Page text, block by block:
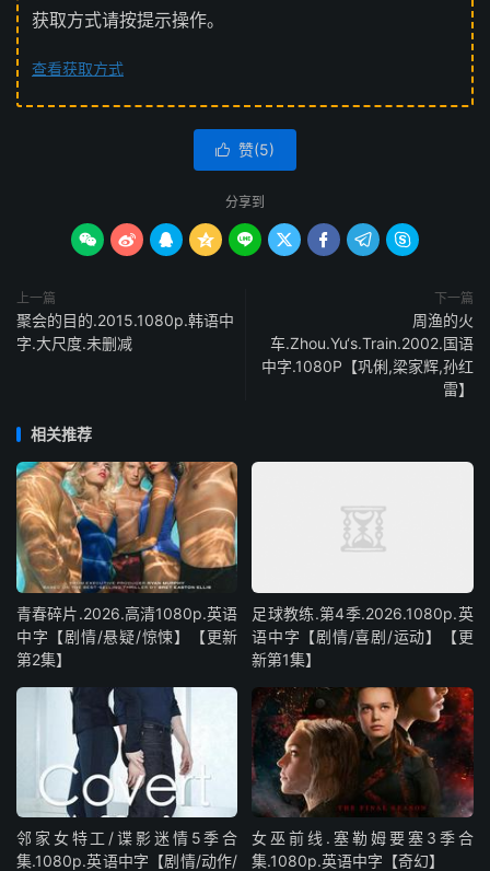
获取方式请按提示操作。
查看获取方式
 赞(5)
分享到
        
上一篇
聚会的目的.2015.1080p.韩语中
字.大尺度.未删减
下一篇
周渔的火
车.Zhou.Yu‘s.Train.2002.国语
中字.1080P【巩俐,梁家辉,孙红
雷】
相关推荐
青春碎片.2026.高清1080p.英语
中字【剧情/悬疑/惊悚】【更新
第2集】
足球教练.第4季.2026.1080p.英
语中字【剧情/喜剧/运动】【更
新第1集】
邻家女特工/谍影迷情5季合
集.1080p.英语中字【剧情/动作/
女巫前线.塞勒姆要塞3季合
集.1080p.英语中字【奇幻】